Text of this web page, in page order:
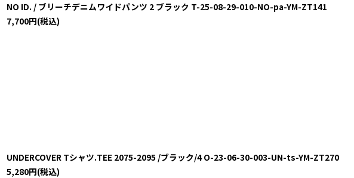
NO ID. / ブリーチデニムワイドパンツ 2 ブラック T-25-08-29-010-NO-pa-YM-ZT141
7,700円(税込)
UNDERCOVER Tシャツ.TEE 2075-2095 /ブラック/4 O-23-06-30-003-UN-ts-YM-ZT270
5,280円(税込)